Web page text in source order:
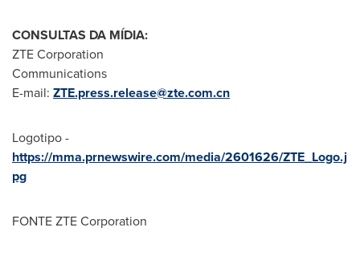
CONSULTAS DA MÍDIA:
ZTE Corporation
Communications
E-mail: ZTE.press.release@zte.com.cn
Logotipo -
https://mma.prnewswire.com/media/2601626/ZTE_Logo.j
pg
FONTE ZTE Corporation